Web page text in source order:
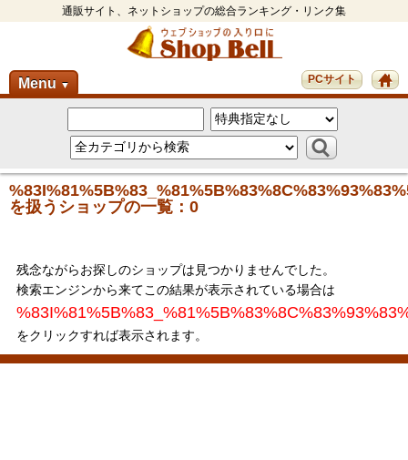
通販サイト、ネットショップの総合ランキング・リンク集
Menu ▼ PCサイト
を扱うショップの一覧：0
残念ながらお探しのショップは見つかりませんでした。
検索エンジンから来てこの結果が表示されている場合は
をクリックすれば表示されます。